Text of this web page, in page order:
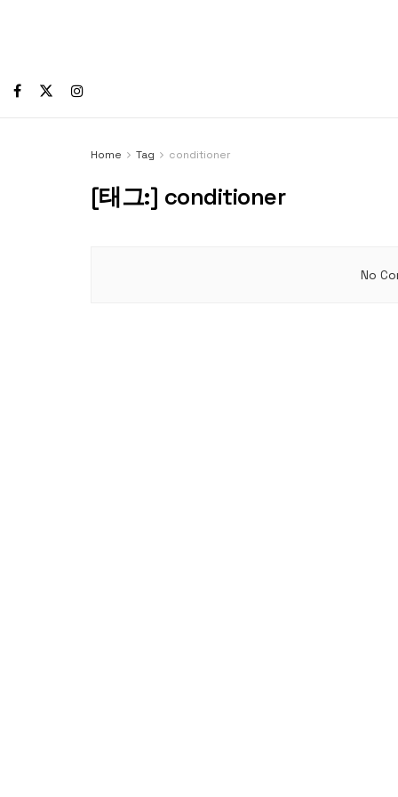
Home Tag conditioner
[태그:] conditioner
No